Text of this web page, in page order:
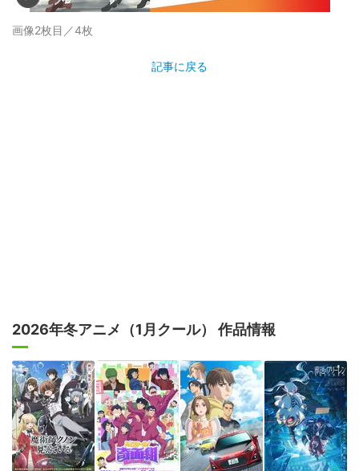
画像2枚目／4枚
記事に戻る
2026年冬アニメ（1月クール） 作品情報